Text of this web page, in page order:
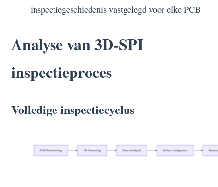
inspectiegeschiedenis vastgelegd voor elke PCB
Analyse van 3D-SPI
inspectieproces
Volledige inspectiecyclus